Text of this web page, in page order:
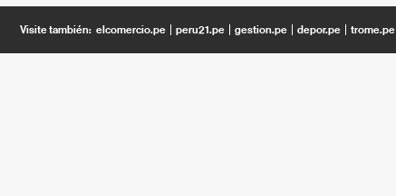
Visite también: elcomercio.pe peru21.pe gestion.pe depor.pe trome.pe